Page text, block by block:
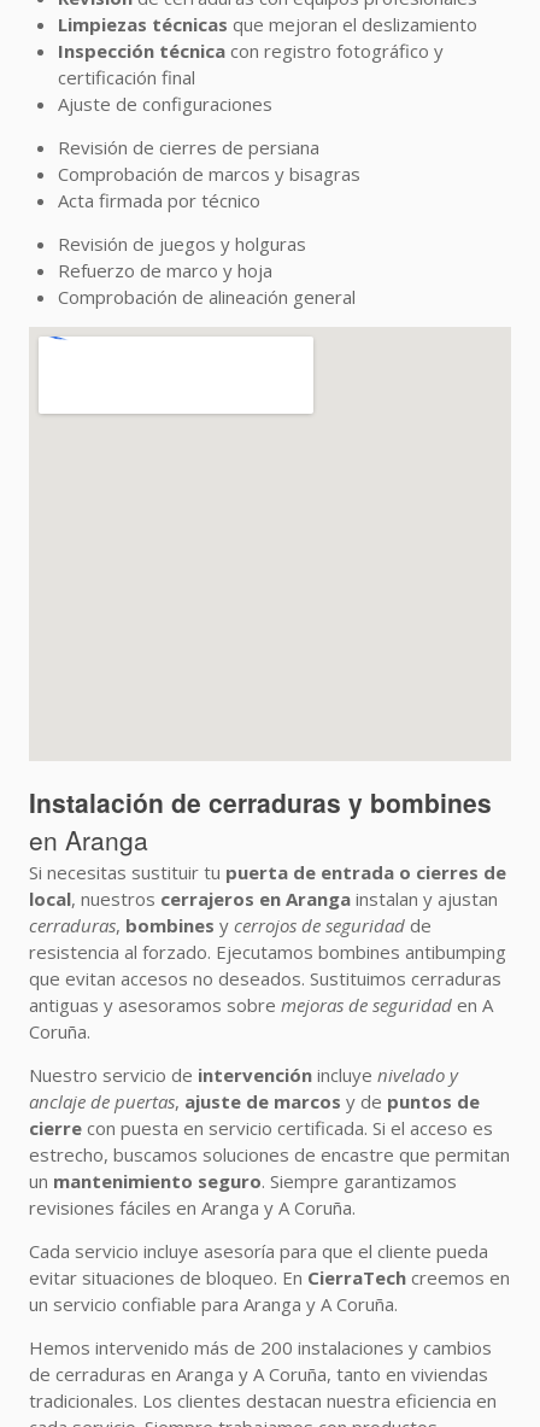
Limpiezas técnicas que mejoran el deslizamiento
Inspección técnica con registro fotográfico y
certificación final
Ajuste de configuraciones
Revisión de cierres de persiana
Comprobación de marcos y bisagras
Acta firmada por técnico
Revisión de juegos y holguras
Refuerzo de marco y hoja
Comprobación de alineación general
Instalación de cerraduras y bombines
en Aranga
Si necesitas sustituir tu puerta de entrada o cierres de
local, nuestros cerrajeros en Aranga instalan y ajustan
cerraduras, bombines y cerrojos de seguridad de
resistencia al forzado. Ejecutamos bombines antibumping
que evitan accesos no deseados. Sustituimos cerraduras
antiguas y asesoramos sobre mejoras de seguridad en A
Coruña.
Nuestro servicio de intervención incluye nivelado y
anclaje de puertas, ajuste de marcos y de puntos de
cierre con puesta en servicio certificada. Si el acceso es
estrecho, buscamos soluciones de encastre que permitan
un mantenimiento seguro. Siempre garantizamos
revisiones fáciles en Aranga y A Coruña.
Cada servicio incluye asesoría para que el cliente pueda
evitar situaciones de bloqueo. En CierraTech creemos en
un servicio confiable para Aranga y A Coruña.
Hemos intervenido más de 200 instalaciones y cambios
de cerraduras en Aranga y A Coruña, tanto en viviendas
tradicionales. Los clientes destacan nuestra eficiencia en